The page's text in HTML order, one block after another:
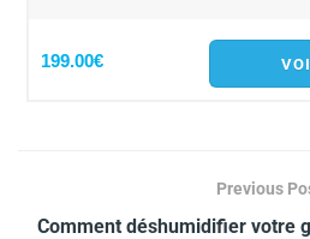
199.00€
Previous
Comment déshumidifier votre